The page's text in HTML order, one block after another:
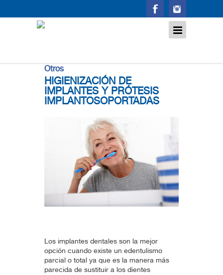
Otros
HIGIENIZACIÓN DE
IMPLANTES Y PRÓTESIS
IMPLANTOSOPORTADAS
Los implantes dentales son la mejor
opción cuando existe un edentulismo
parcial o total ya que es la manera más
parecida de sustituir a los dientes